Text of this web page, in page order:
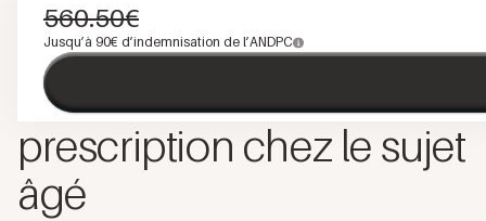
Bon usage des
médicaments: juste
prescription chez le sujet
âgé
560.50€
Jusqu’à 90€ d’indemnisation de l’ANDPC